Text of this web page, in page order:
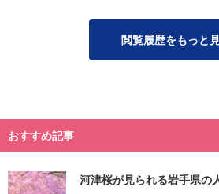
閲覧履歴をもっと
おすすめ記事
河津桜が見られる岩手県の